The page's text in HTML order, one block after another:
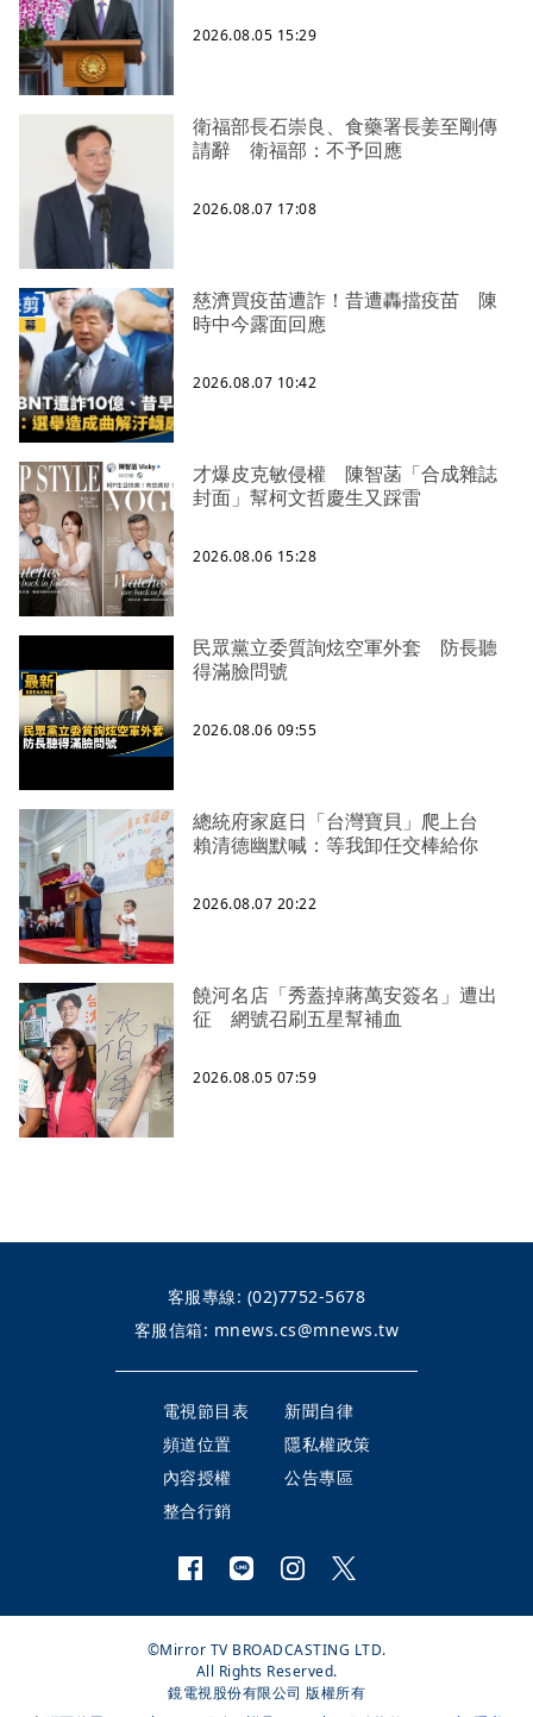
2026.08.05 15:29
衛福部長石崇良、食藥署長姜至剛傳
請辭 衛福部：不予回應
2026.08.07 17:08
慈濟買疫苗遭詐！昔遭轟擋疫苗 陳
時中今露面回應
2026.08.07 10:42
才爆皮克敏侵權 陳智菡「合成雜誌
封面」幫柯文哲慶生又踩雷
2026.08.06 15:28
民眾黨立委質詢炫空軍外套 防長聽
得滿臉問號
2026.08.06 09:55
總統府家庭日「台灣寶貝」爬上台
賴清德幽默喊：等我卸任交棒給你
2026.08.07 20:22
饒河名店「秀蓋掉蔣萬安簽名」遭出
征 網號召刷五星幫補血
2026.08.05 07:59
客服專線: (02)7752-5678
客服信箱: mnews.cs@mnews.tw
電視節目表
新聞自律
頻道位置
隱私權政策
內容授權
公告專區
整合行銷
©Mirror TV BROADCASTING LTD.
All Rights Reserved.
鏡電視股份有限公司 版權所有